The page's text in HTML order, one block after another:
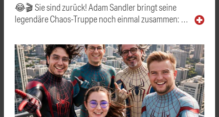
😂🎬 Sie sind zurück! Adam Sandler bringt seine
legendäre Chaos-Truppe noch einmal zusammen: …